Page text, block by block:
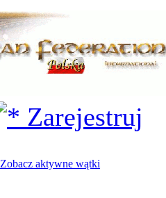
Zarejestruj
Zobacz aktywne wątki